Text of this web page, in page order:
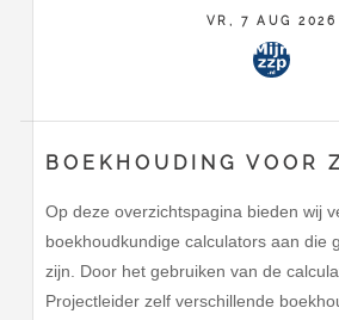
VR, 7 AUG 2026
BOEKHOUDING VOOR
Op deze overzichtspagina bieden wij
boekhoudkundige calculators aan die
zijn. Door het gebruiken van de
Projectleider zelf verschillende